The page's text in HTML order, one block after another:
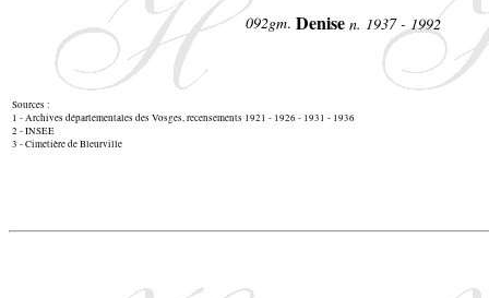
092gm. Denise n. 1937 - 1992
Sources :
1 - Archives départementales des Vosges, recensements 1921 - 1926 - 1931 - 1936
2 - INSEE
3 - Cimetière de Bleurville